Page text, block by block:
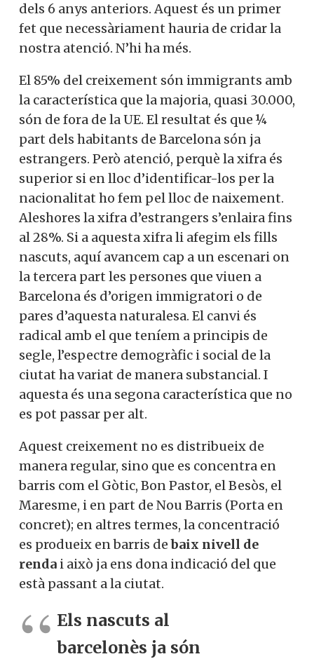
dels 6 anys anteriors. Aquest és un primer
fet que necessàriament hauria de cridar la
nostra atenció. N’hi ha més.
El 85% del creixement són immigrants amb
la característica que la majoria, quasi 30.000,
són de fora de la UE. El resultat és que ¼
part dels habitants de Barcelona són ja
estrangers. Però atenció, perquè la xifra és
superior si en lloc d’identificar-los per la
nacionalitat ho fem pel lloc de naixement.
Aleshores la xifra d’estrangers s’enlaira fins
al 28%. Si a aquesta xifra li afegim els fills
nascuts, aquí avancem cap a un escenari on
la tercera part les persones que viuen a
Barcelona és d’origen immigratori o de
pares d’aquesta naturalesa. El canvi és
radical amb el que teníem a principis de
segle, l’espectre demogràfic i social de la
ciutat ha variat de manera substancial. I
aquesta és una segona característica que no
es pot passar per alt.
Aquest creixement no es distribueix de
manera regular, sino que es concentra en
barris com el Gòtic, Bon Pastor, el Besòs, el
Maresme, i en part de Nou Barris (Porta en
concret); en altres termes, la concentració
es produeix en barris debaix nivell de
renda i això ja ens dona indicació del que
està passant a la ciutat.
Els nascuts al
barcelonès ja són